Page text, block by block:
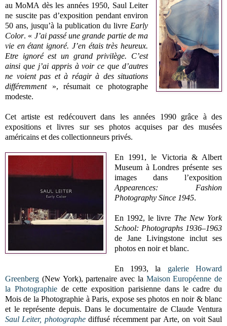
au MoMA dès les années 1950, Saul Leiter
ne suscite pas d’exposition pendant environ
50 ans, jusqu’à la publication du livre Early
Color. « J’ai passé une grande partie de ma
vie en étant ignoré. J’en étais très heureux.
Etre ignoré est un grand privilège. C’est
ainsi que j’ai appris à voir ce que d’autres
ne voient pas et à réagir à des situations
différemment», résumait ce photographe
modeste.
Cet artiste est redécouvert dans les années 1990 grâce à des
expositions et livres sur ses photos acquises par des musées
américains et des collectionneurs privés.
En 1991, le Victoria & Albert
Museum à Londres présente ses
images dans l’exposition
Appearences: Fashion
Photography Since 1945.
En 1992, le livre The New York
School: Photographs 1936–1963
de Jane Livingstone inclut ses
photos en noir et blanc.
En 1993, la galerie Howard
Greenberg (New York), partenaire avec la Maison Européenne de
la Photographiede cette exposition parisienne dans le cadre du
Mois de la Photographie à Paris, expose ses photos en noir & blanc
et le représente depuis. Dans le documentaire de Claude Ventura
Saul Leiter, photographediffusé récemment par Arte, on voit Saul